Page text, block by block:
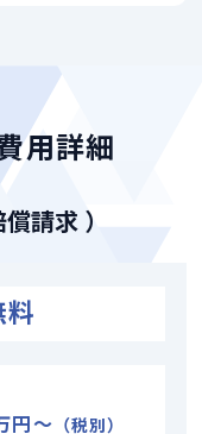
用詳細
請求 ）
料
円～ （税別）